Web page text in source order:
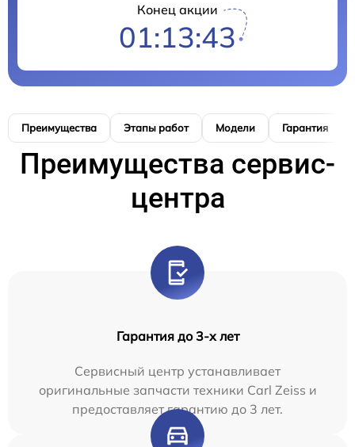
Конец акции
01:13:42
Преимущества Этапы работ Модели Гарантия
Преимущества сервис-
центра
Гарантия до 3-х лет
Сервисный центр устанавливает
оригинальные запчасти техники Carl Zeiss и
предоставляет гарантию до 3 лет.